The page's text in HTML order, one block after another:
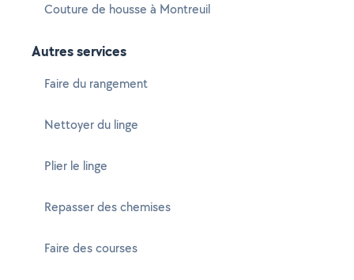
Couture de housse à Montreuil
Autres services
Faire du rangement
Nettoyer du linge
Plier le linge
Repasser des chemises
Faire des courses